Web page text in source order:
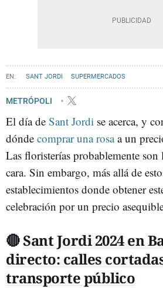
SANT JORDI SUPERMERCADOS
METRÓPOLI
El día de Sant Jordi se acerca, y
dónde comprar una rosaa un
Las floristerías probablemente son
cara. Sin embargo, más allá de
establecimientos donde obtener
celebración por un precio
🔴Sant Jordi 2024 en
directo: calles
transporte público